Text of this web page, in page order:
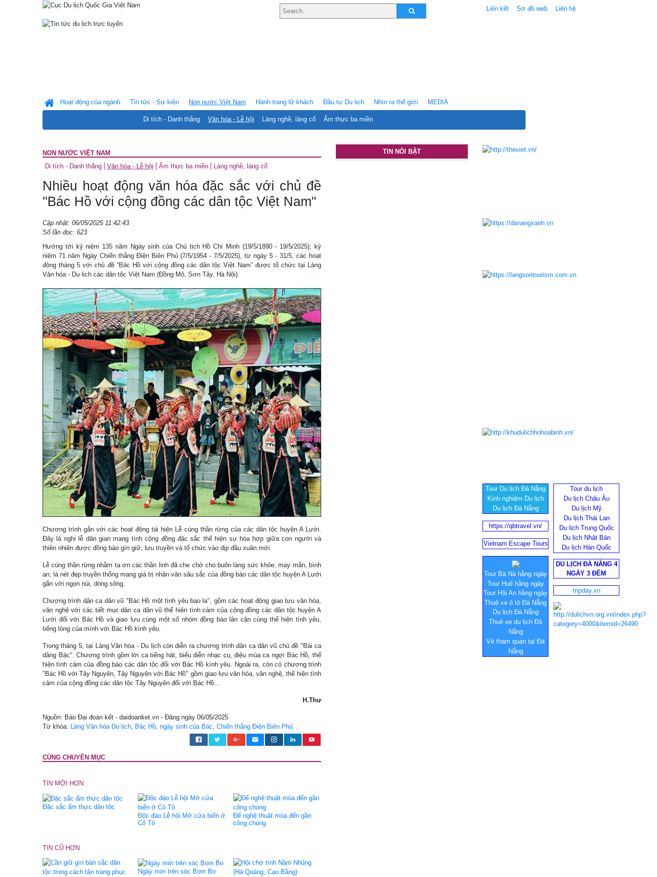
Liên kết Sơ đồ web Liên hệ
Hoạt động của ngành Tin tức - Sự kiện Non nước Việt Nam
Di tích - Danh thắng Văn hóa - Lễ hội Làng nghề, làng cổ Ẩm thực ba miền
Hành trang lữ khách Ðầu tư Du lịch Nhìn ra thế giới MEDIA
NON NƯỚC VIỆT NAM
Di tích - Danh thắng
Văn hóa - Lễ hội Ẩm thực ba miền Làng nghề, làng cổ
Nhiều hoạt động văn hóa đặc sắc với chủ đề
''Bác Hồ với cộng đồng các dân tộc Việt Nam''
Cập nhật: 06/05/2025 11:42:43
Số lần đọc: 623
Hướng tới kỷ niệm 135 năm Ngày sinh của Chủ tịch Hồ Chí Minh (19/5/1890 - 19/5/2025); kỷ
niệm 71 năm Ngày Chiến thắng Điện Biên Phủ (7/5/1954 - 7/5/2025), từ ngày 5 - 31/5, các hoạt
động tháng 5 với chủ đề “Bác Hồ với cộng đồng các dân tộc Việt Nam” được tổ chức tại Làng
Văn hóa - Du lịch các dân tộc Việt Nam (Đồng Mô, Sơn Tây, Hà Nội).
Chương trình gắn với các hoạt động tái hiện Lễ cúng thần rừng của các dân tộc huyện A Lưới.
Đây là nghi lễ dân gian mang tính cộng đồng đặc sắc thể hiện sự hòa hợp giữa con người và
thiên nhiên được đồng bào gìn giữ, lưu truyền và tổ chức vào dịp đầu xuân mới.
Lễ cúng thần rừng nhằm tạ ơn các thần linh đã che chở cho buôn làng sức khỏe, may mắn, bình
an; là nét đẹp truyền thống mang giá trị nhân văn sâu sắc của đồng bào các dân tộc huyện A Lưới
gắn với ngọn núi, dòng sông.
Chương trình dân ca dân vũ "Bác Hồ một tình yêu bao la", gồm các hoạt động giao lưu văn hóa,
văn nghệ với các tiết mục dân ca dân vũ thể hiện tình cảm của cộng đồng các dân tộc huyện A
Lưới đối với Bác Hồ và giao lưu cùng một số nhóm đồng bào lân cận cùng thể hiện tình yêu,
tiếng lòng của mình với Bác Hồ kính yêu.
Trong tháng 5, tại Làng Văn hóa - Du lịch còn diễn ra chương trình dân ca dân vũ chủ đề "Bài ca
dâng Bác". Chương trình gồm lời ca tiếng hát, biểu diễn nhạc cụ, điệu múa ca ngợi Bác Hồ, thể
hiện tình cảm của đồng bào các dân tộc đối với Bác Hồ kính yêu. Ngoài ra, còn có chương trình
"Bác Hồ với Tây Nguyên, Tây Nguyên với Bác Hồ" gồm giao lưu văn hóa, văn nghệ, thể hiện tình
cảm của cộng đồng các dân tộc Tây Nguyên đối với Bác Hồ...
H.Thư
Nguồn: Báo Đại đoàn kết - daidoanket.vn - Đăng ngày 06/05/2025
Từ khóa: Làng Văn hóa Du lịch, Bác Hồ, ngày sinh của Bác, Chiến thắng Điện Biên Phủ
CÙNG CHUYÊN MỤC
TIN MỚI HƠN
Đặc sắc ẩm thực dân tộc
Độc đáo Lễ hội Mở cửa biển ở
Cô Tô
Để nghệ thuật múa đến gần
công chúng
TIN CŨ HƠN
Ngày mới trên sóc Bom Bo
TIN NỔI BẬT
Tour Du lịch Đà Nẵng
Kinh nghiệm Du lịch
Du lịch Đà Nẵng
Tour du lịch
Du lịch Châu Âu
Du lịch Mỹ
Du lịch Thái Lan
Du lịch Trung Quốc
Du lịch Nhật Bản
Du lịch Hàn Quốc
https://qbtravel.vn/
Vietnam Escape Tours
Tour Bà Nà hằng ngày
Tour Huế hằng ngày
Tour Hội An hằng ngày
Thuê xe ô tô Đà Nẵng
Du lịch Đà Nẵng
Thuê xe du lịch Đà
Nẵng
Vé tham quan tại Đà
Nẵng
DU LỊCH ĐÀ NẴNG 4
NGÀY 3 ĐÊM
tripday.vn